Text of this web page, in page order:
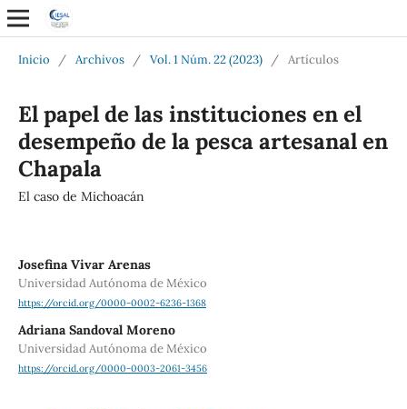
Inicio / Archivos / Vol. 1 Núm. 22 (2023) / Artículos
El papel de las instituciones en el
desempeño de la pesca artesanal en
Chapala
El caso de Michoacán
Josefina Vivar Arenas
Universidad Autónoma de México
https://orcid.org/0000-0002-6236-1368
Adriana Sandoval Moreno
Universidad Autónoma de México
https://orcid.org/0000-0003-2061-3456